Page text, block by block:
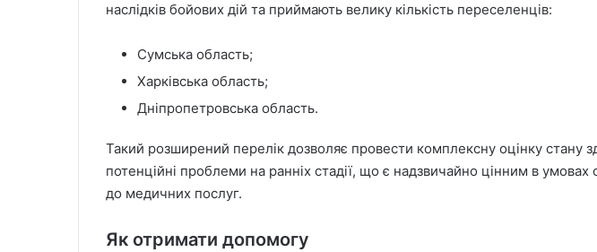
наслідків бойових дій та приймають велику кількість переселенців:
Сумська область;
Харківська область;
Дніпропетровська область.
Такий розширений перелік дозволяє провести комплексну оцінку стану
потенційні проблеми на ранніх стадії, що є надзвичайно цінним в
до медичних послуг.
Як отримати допомогу